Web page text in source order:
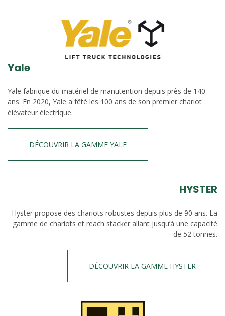
Yale
Yale fabrique du matériel de manutention depuis près de 140
ans. En 2020, Yale a fêté les 100 ans de son premier chariot
élévateur électrique.
DÉCOUVRIR LA GAMME YALE
HYSTER
Hyster propose des chariots robustes depuis plus de 90 ans. La
gamme de chariots et reach stacker allant jusqu’à une capacité
de 52 tonnes.
DÉCOUVRIR LA GAMME HYSTER